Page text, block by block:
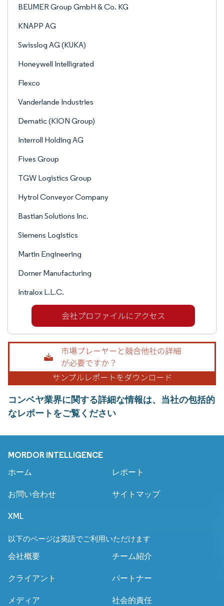
BEUMER Group GmbH & Co. KG
KNAPP AG
Swisslog AG (KUKA)
Honeywell Intelligrated
Flexco
Vanderlande Industries
Dematic (KION Group)
Interroll Holding AG
Fives Group
TGW Logistics Group
Hytrol Conveyor Company
Bastian Solutions Inc.
Siemens Logistics
Martin Engineering
Dorner Manufacturing
Intralox L.L.C.
コンベヤ業界に関する詳細な情報は、当社の包括的
なレポートをご覧ください
MORDOR INTELLIGENCE
ホーム レポート
お問い合わせ サイトマップ
XML
以下のページは英語でご利用いただけます
会社概要 チーム紹介
クライアント パートナー
メディア 社会的責任